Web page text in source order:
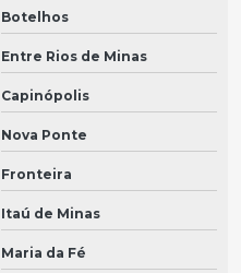
Botelhos
Entre Rios de Minas
Capinópolis
Nova Ponte
Fronteira
Itaú de Minas
Maria da Fé